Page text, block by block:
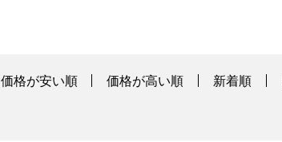
価格が安い順 価格が高い順 新着順